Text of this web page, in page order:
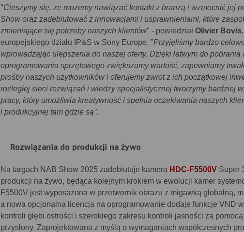
"Cieszymy się, że możemy nawiązać kontakt z branżą i wzmocnić jej
Show oraz zadebiutować z innowacjami i usprawnieniami, które
zmieniające się potrzeby naszych klientów" - powiedział Olivier Bovis,
europejskiego działu IP&S w Sony Europe. "Przyjęliśmy bardzo
wprowadzając ulepszenia do naszej oferty. Dzięki łatwym do pobrania
oprogramowania sprzętowego zwiększamy wartość, zapewniamy
prośby naszych użytkowników i oferujemy zwrot z ich początkowej
rozległej sieci rozwiązań i wiedzy specjalistycznej tworzymy bardziej
pracy, który umożliwia kreatywność i spełnia oczekiwania naszych
i produkcyjnej tam gdzie są".
Rozwiązania do produkcji na żywo
Na targach NAB Show 2025 zadebiutuje kamera HDC-F5500V Super
produkcji na żywo, będąca kolejnym krokiem w ewolucji kamer
F5500V jest wyposażona w przetwornik obrazu z migawką globalną,
a nowa opcjonalna licencja na oprogramowanie dodaje funkcje VND
kontroli głębi ostrości i szerokiego zakresu kontroli jasności za
przysłony. Zaprojektowana z myślą o wymaganiach współczesnych